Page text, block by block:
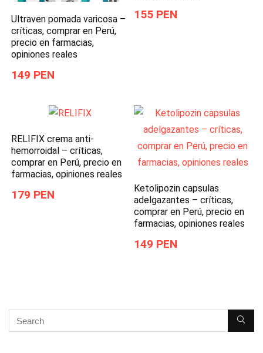
Ultraven pomada varicosa –
críticas, comprar en Perú,
precio en farmacias,
opiniones reales
149 PEN
155 PEN
RELIFIX crema anti-
hemorroidal – críticas,
comprar en Perú, precio en
farmacias, opiniones reales
179 PEN
Ketolipozin capsulas
adelgazantes – críticas,
comprar en Perú, precio en
farmacias, opiniones reales
149 PEN